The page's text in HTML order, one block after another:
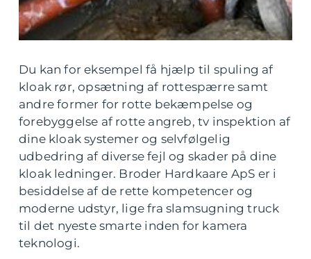
Du kan for eksempel få hjælp til spuling af
kloak rør, opsætning af rottespærre samt
andre former for rotte bekæmpelse og
forebyggelse af rotte angreb, tv inspektion af
dine kloak systemer og selvfølgelig
udbedring af diverse fejl og skader på dine
kloak ledninger. Broder Hardkaare ApS er i
besiddelse af de rette kompetencer og
moderne udstyr, lige fra slamsugning truck
til det nyeste smarte inden for kamera
teknologi.